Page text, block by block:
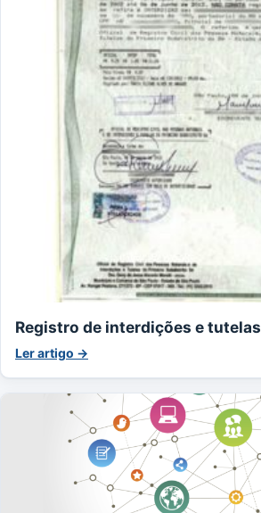
Registro de interdições e tutelas
Ler artigo →